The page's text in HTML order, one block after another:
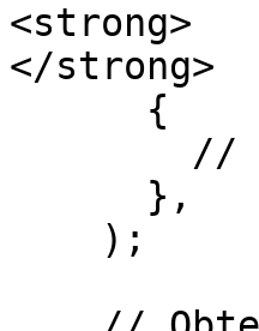
<strong>
</strong>